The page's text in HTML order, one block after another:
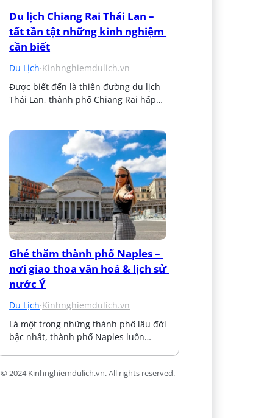
Du lịch Chiang Rai Thái Lan –
tất tần tật những kinh nghiệm
cần biết
Du Lịch·Kinhnghiemdulich.vn
Được biết đến là thiên đường du lịch
Thái Lan, thành phố Chiang Rai hấp…
Ghé thăm thành phố Naples –
nơi giao thoa văn hoá & lịch sử
nước Ý
Du Lịch·Kinhnghiemdulich.vn
Là một trong những thành phố lâu đời
bậc nhất, thành phố Naples luôn…
© 2024 Kinhnghiemdulich.vn. All rights reserved.